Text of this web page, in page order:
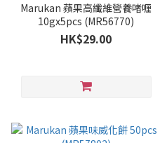
Marukan 蘋果高纖維營養啫喱
10gx5pcs (MR56770)
HK$29.00